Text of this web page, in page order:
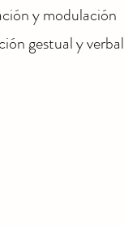
y modulación
gestual y verbal